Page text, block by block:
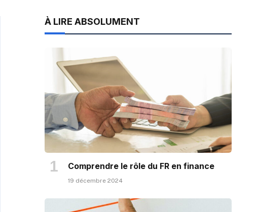
À LIRE ABSOLUMENT
Comprendre le rôle du FR en finance
19 décembre 2024